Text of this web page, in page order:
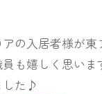
の入居者様が東
も嬉しく思いま
した♪